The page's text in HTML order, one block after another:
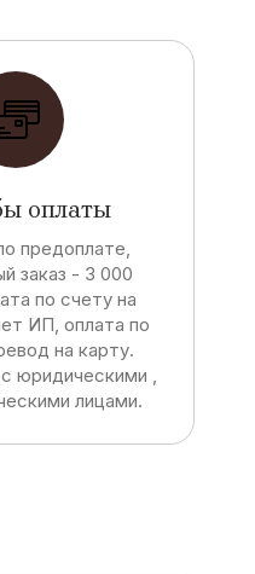
оплаты
предоплате,
заказ - 3 000
по счету на
ИП, оплата по
на карту.
юридическими ,
лицами.